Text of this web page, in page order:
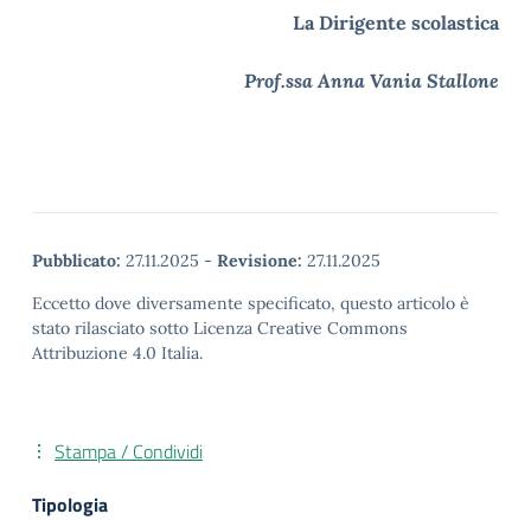
La Dirigente scolastica
Prof.ssa Anna Vania Stallone
Pubblicato: 27.11.2025 - Revisione: 27.11.2025
Eccetto dove diversamente specificato, questo articolo è
stato rilasciato sotto Licenza Creative Commons
Attribuzione 4.0 Italia.
Stampa / Condividi
Tipologia